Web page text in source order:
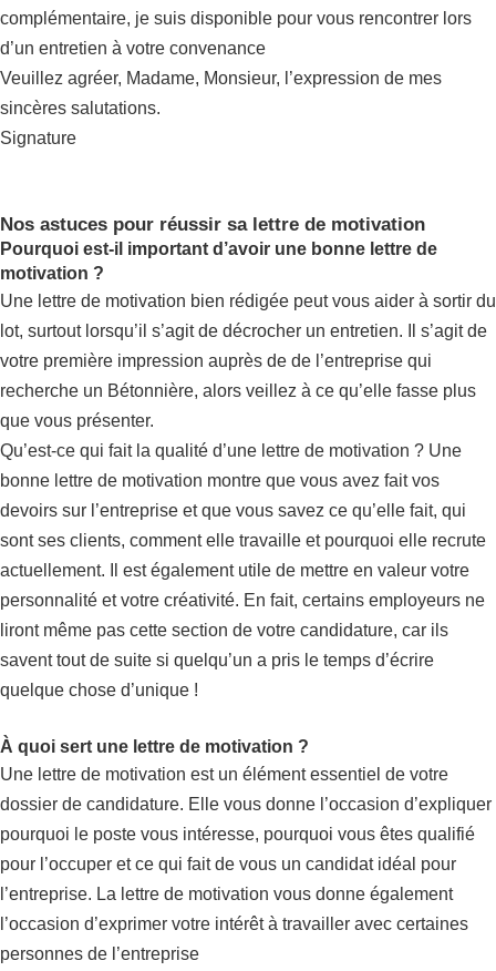
complémentaire, je suis disponible pour vous rencontrer lors
d’un entretien à votre convenance
Veuillez agréer, Madame, Monsieur, l’expression de mes
sincères salutations.
Signature
Nos astuces pour réussir sa lettre de motivation
Pourquoi est-il important d’avoir une bonne lettre de
motivation ?
Une lettre de motivation bien rédigée peut vous aider à sortir du
lot, surtout lorsqu’il s’agit de décrocher un entretien. Il s’agit de
votre première impression auprès de de l’entreprise qui
recherche un Bétonnière, alors veillez à ce qu’elle fasse plus
que vous présenter.
Qu’est-ce qui fait la qualité d’une lettre de motivation ? Une
bonne lettre de motivation montre que vous avez fait vos
devoirs sur l’entreprise et que vous savez ce qu’elle fait, qui
sont ses clients, comment elle travaille et pourquoi elle recrute
actuellement. Il est également utile de mettre en valeur votre
personnalité et votre créativité. En fait, certains employeurs ne
liront même pas cette section de votre candidature, car ils
savent tout de suite si quelqu’un a pris le temps d’écrire
quelque chose d’unique !
À quoi sert une lettre de motivation ?
Une lettre de motivation est un élément essentiel de votre
dossier de candidature. Elle vous donne l’occasion d’expliquer
pourquoi le poste vous intéresse, pourquoi vous êtes qualifié
pour l’occuper et ce qui fait de vous un candidat idéal pour
l’entreprise. La lettre de motivation vous donne également
l’occasion d’exprimer votre intérêt à travailler avec certaines
personnes de l’entreprise